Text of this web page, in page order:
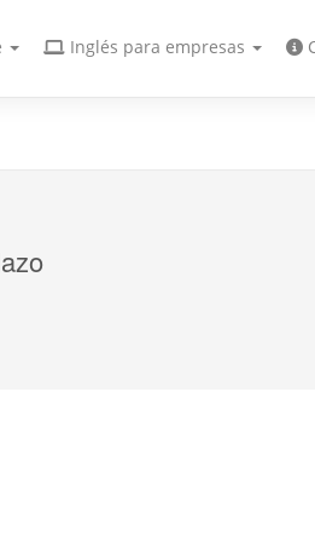
Inglés para empresas